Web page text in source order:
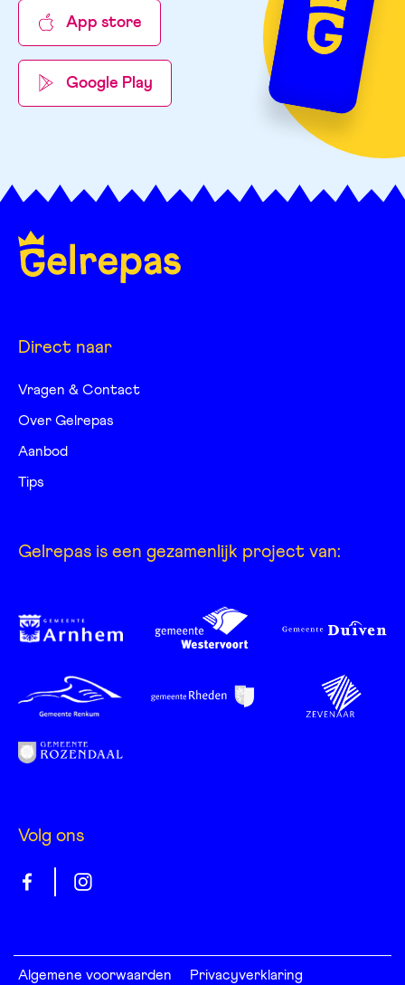
App store
Google Play
Direct naar
Vragen & Contact
Over Gelrepas
Aanbod
Tips
Gelrepas is een gezamenlijk project van:
Volg ons
Gelrepas
Algemene voorwaarden Privacyverklaring